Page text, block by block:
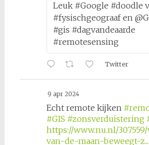
Leuk #Google #doodle
#fysischgeograaf en
#gis #dagvandeaarde
#remotesensing
Twitter
9 apr 2024
Echt remote kijken
#GIS #zonsverduistering
https://www.nu.nl/
van-de-maan-beweegt-z...